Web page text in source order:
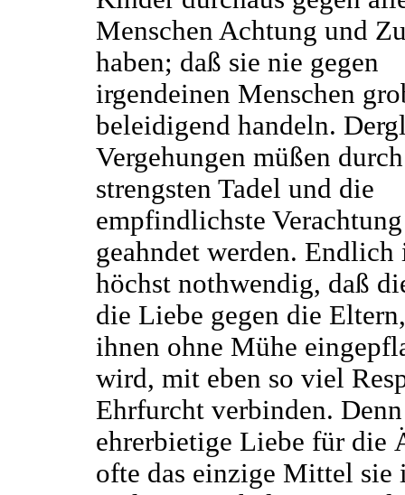
Menschen Achtung und
haben; daß sie nie gegen
irgendeinen Menschen
beleidigend handeln.
Vergehungen müßen
strengsten Tadel und die
empfindlichste Verachtung
geahndet werden. Endlich
höchst nothwendig, daß
die Liebe gegen die
ihnen ohne Mühe
wird, mit eben so viel
Ehrfurcht verbinden.
ehrerbietige Liebe für die
ofte das einzige Mittel sie